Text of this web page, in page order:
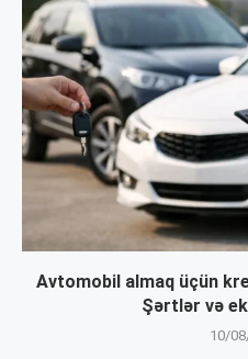
Avtomobil almaq üçün
Şərtlər və
10/